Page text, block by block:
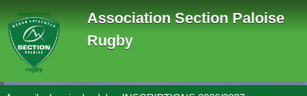
Association Section Paloise
Rugby